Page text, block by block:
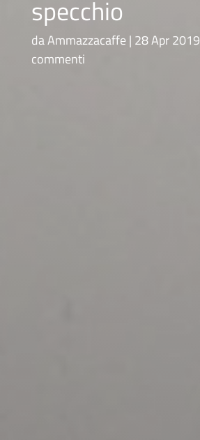
specchio
daAmmazzacaffe 28 Apr 2019
commenti